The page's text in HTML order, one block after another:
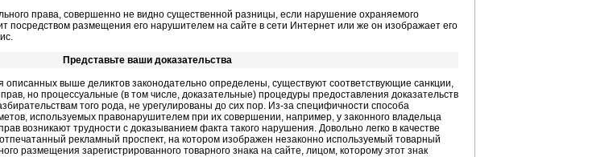
права, совершенно не видно существенной разницы, если нарушение охраняемого
посредством размещения его нарушителем на сайте в сети Интернет или же он изображает его
Представьте ваши доказательства
описанных выше деликтов законодательно определены, существуют соответствующие санкции,
но процессуальные (в том числе, доказательные) процедуры предоставления доказательств
того рода, не урегулированы до сих пор. Из-за специфичности способа
используемых правонарушителем при их совершении, например, у законного владельца
возникают трудности с доказыванием факта такого нарушения. Довольно легко в качестве
рекламный проспект, на котором изображен незаконно используемый товарный
размещения зарегистрированного товарного знака на сайте, лицом, которому этот знак